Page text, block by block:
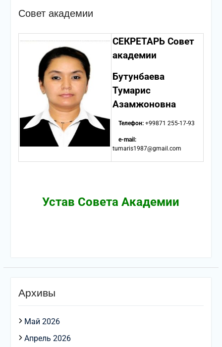
Совет академии
СЕКРЕТАРЬ Совет
академии
Бутунбаева
Тумарис
Азамжоновна
Телефон:+99871 255-17-93
e-mail:
tumaris1987@gmail.com
Устав Совета Академии
Архивы
Май 2026
Апрель 2026